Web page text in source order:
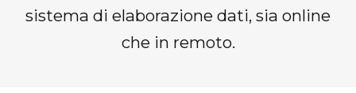
sistema di elaborazione dati, sia online
che in remoto.